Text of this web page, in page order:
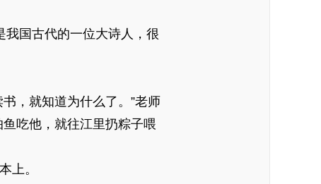
国古代的一位大诗人，很
，就知道为什么了。”老师
吃他，就往江里扔粽子喂
上。